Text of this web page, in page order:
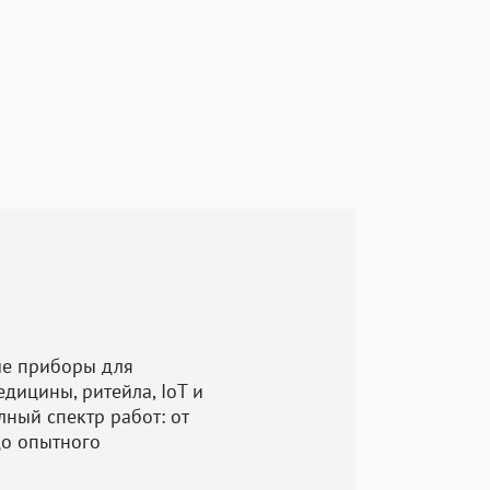
приборы для
ритейла, IoT и
спектр работ: от
опытного